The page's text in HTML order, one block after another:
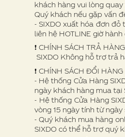
khách hàng vui lòng
Quý khách nếu gặp vấn
- SIXDO xuất hóa đơn
liên hệ HOTLINE giờ
❗️ CHÍNH SÁCH TRẢ HÀNG
SIXDO Không hỗ trợ trả
❗️ CHÍNH SÁCH ĐỔI HÀNG
- Hệ thống Cửa Hàng
ngày khách hàng mua tại
- Hệ thống Cửa Hàng
vòng 15 ngày tính từ
- Quý khách mua hàng
SIXDO có thể hỗ trợ quý